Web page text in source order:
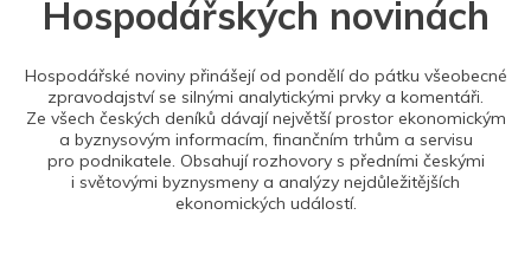
Hospodářských novinách
Hospodářské noviny přinášejí od pondělí do pátku všeobecné
zpravodajství se silnými analytickými prvky a komentáři.
Ze všech českých deníků dávají největší prostor ekonomickým
a byznysovým informacím, finančním trhům a servisu
pro podnikatele. Obsahují rozhovory s předními českými
i světovými byznysmeny a analýzy nejdůležitějších
ekonomických událostí.